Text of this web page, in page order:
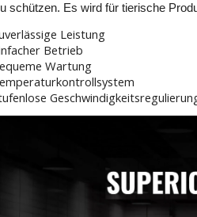
schützen. Es wird für tierische
Leistung
Betrieb
Wartung